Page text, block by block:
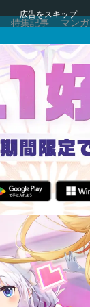
広告をスキップ
特集記事 マンガ